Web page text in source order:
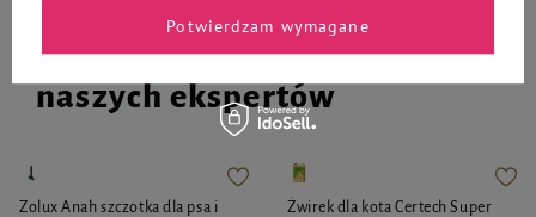
Zaufane i polecane przez
naszych ekspertów
Zolux Anah szczotka dla psa i
Żwirek dla kota Certech Super
Potwierdzam wymagane